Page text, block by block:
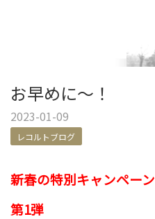
お早めに〜！
2023-01-09
レコルトブログ
新春の特別キャンペーン
第1弾